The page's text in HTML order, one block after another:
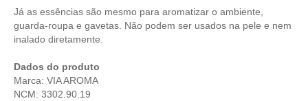
Já as essências são mesmo para aromatizar o ambiente,
guarda-roupa e gavetas. Não podem ser usados na pele e nem
inalado diretamente.
Dados do produto
Marca: VIA AROMA
NCM: 3302.90.19